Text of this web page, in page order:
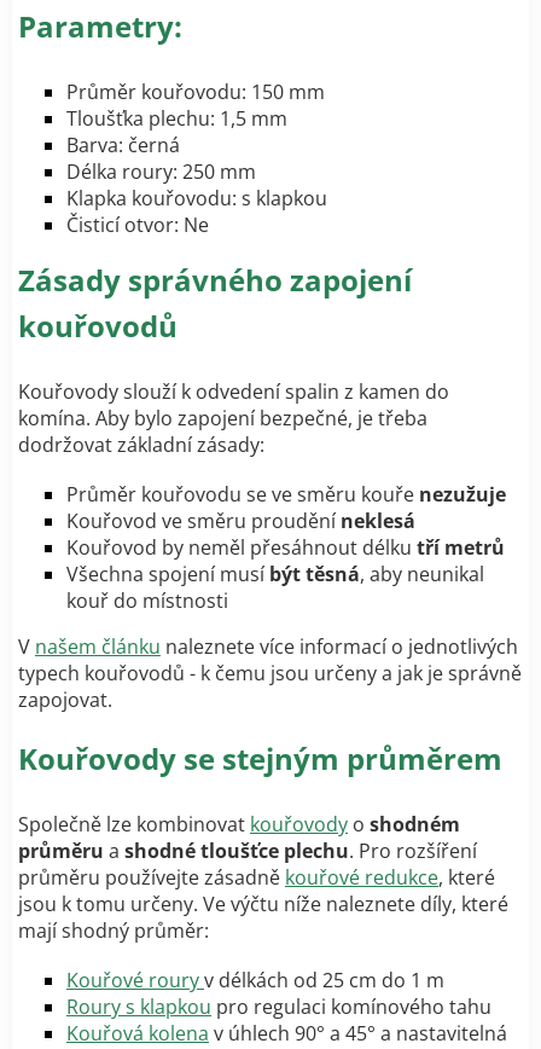
Parametry:
Průměr kouřovodu: 150 mm
Tloušťka plechu: 1,5 mm
Barva: černá
Délka roury: 250 mm
Klapka kouřovodu: s klapkou
Čisticí otvor: Ne
Zásady správného zapojení
kouřovodů
Kouřovody slouží k odvedení spalin z kamen do
komína. Aby bylo zapojení bezpečné, je třeba
dodržovat základní zásady:
Průměr kouřovodu se ve směru kouře nezužuje
Kouřovod ve směru prouděníneklesá
Kouřovod by neměl přesáhnout délku tří metrů
Všechna spojení musíbýt těsná, aby neunikal
kouř do místnosti
V našem článku naleznete více informací o jednotlivých
typech kouřovodů - k čemu jsou určeny a jak je správně
zapojovat.
Kouřovody se stejným průměrem
Společně lze kombinovat kouřovody o shodném
průměru a shodné tloušťce plechu. Pro rozšíření
průměru používejte zásadně kouřové redukce, které
jsou k tomu určeny. Ve výčtu níže naleznete díly, které
mají shodný průměr:
Kouřové rouryv délkách od 25 cm do 1 m
Roury s klapkou pro regulaci komínového tahu
Kouřová kolena v úhlech 90° a 45° a nastavitelná